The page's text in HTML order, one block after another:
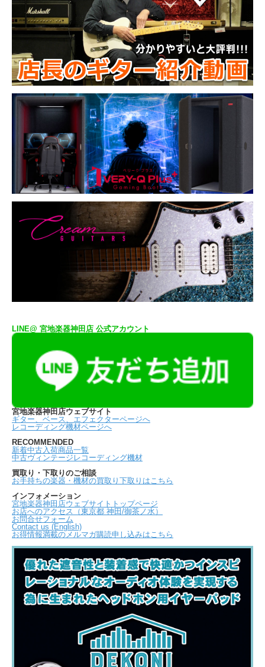
LINE@ 宮地楽器神田店 公式アカウント
宮地楽器神田店ウェブサイト
ギター、ベース、エフェクターページへ
レコーディング機材ページへ
RECOMMENDED
新着中古入荷商品一覧
中古ヴィンテージレコーディング機材
買取り・下取りのご相談
お手持ちの楽器・機材の買取り下取りはこちら
インフォメーション
宮地楽器神田店ウェブサイトトップページ
お店へのアクセス（東京都 神田/御茶ノ水）
お問合せフォーム
Contact us (English)
お得情報満載のメルマガ購読申し込みはこちら